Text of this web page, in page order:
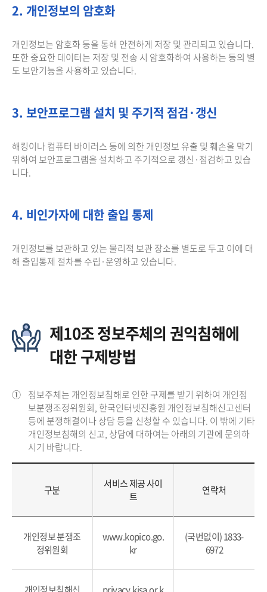
2. 개인정보의 암호화
개인정보는 암호화 등을 통해 안전하게 저장 및 관리되고 있습니다.
또한 중요한 데이터는 저장 및 전송 시 암호화하여 사용하는 등의 별
도 보안기능을 사용하고 있습니다.
3. 보안프로그램 설치 및 주기적 점검·갱신
해킹이나 컴퓨터 바이러스 등에 의한 개인정보 유출 및 훼손을 막기
위하여 보안프로그램을 설치하고 주기적으로 갱신·점검하고 있습
니다.
4. 비인가자에 대한 출입 통제
개인정보를 보관하고 있는 물리적 보관 장소를 별도로 두고 이에 대
해 출입통제 절차를 수립·운영하고 있습니다.
제10조 정보주체의 권익침해에
대한 구제방법
① 정보주체는 개인정보침해로 인한 구제를 받기 위하여 개인정
보분쟁조정위원회, 한국인터넷진흥원 개인정보침해신고센터
등에 분쟁해결이나 상담 등을 신청할 수 있습니다. 이 밖에 기타
개인정보침해의 신고, 상담에 대하여는 아래의 기관에 문의하
시기 바랍니다.
구분
서비스 제공 사이
트
연락처
개인정보 분쟁조
정위원회
www.kopico.go.
kr
(국번없이) 1833-
6972
개인정보침해신 privacy.kisa.or.k